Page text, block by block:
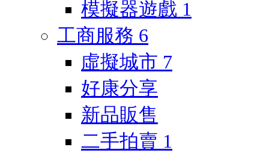
模擬器遊戲 1
工商服務 6
虛擬城市 7
好康分享
新品販售
二手拍賣 1